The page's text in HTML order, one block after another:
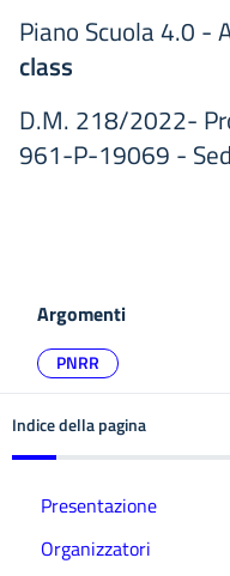
Piano Scuola 4.0 -
class
D.M. 218/2022-
961-P-19069 -
Argomenti
PNRR
Indice della pagina
Presentazione
Organizzatori